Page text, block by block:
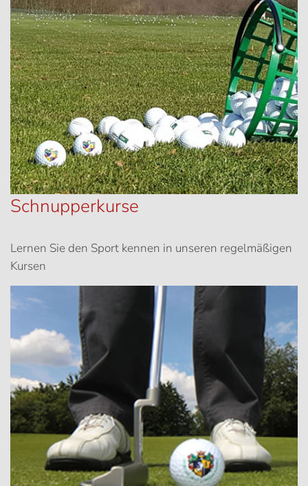
Schnupperkurse
Lernen Sie den Sport kennen in unseren regelmäßigen
Kursen